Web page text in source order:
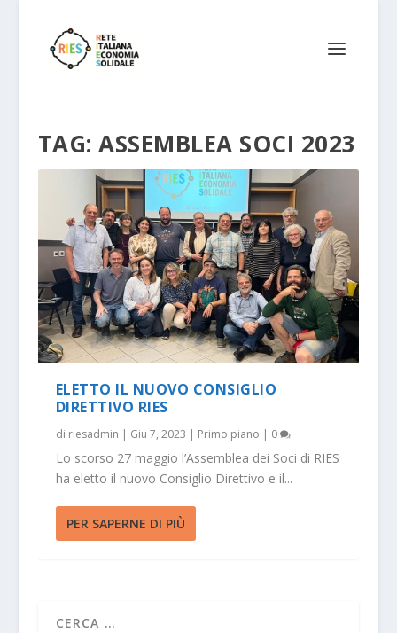
TAG:ASSEMBLEA SOCI 2023
ELETTO IL NUOVO CONSIGLIO
DIRETTIVO RIES
di riesadmin | Giu 7, 2023 | Primo piano | 0
Lo scorso 27 maggio l’Assemblea dei Soci di RIES
ha eletto il nuovo Consiglio Direttivo e il...
PER SAPERNE DI PIÙ